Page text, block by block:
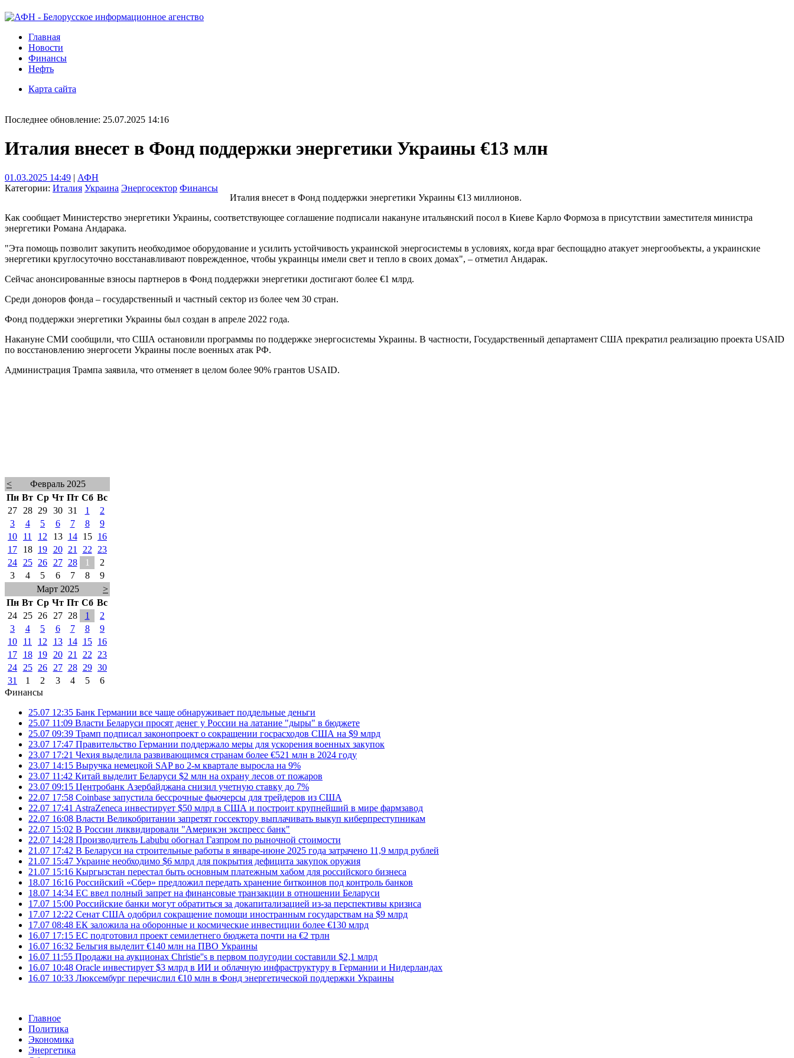
Главная
Новости
Финансы
Нефть
Карта сайта
Последнее обновление: 25.07.2025 14:16
Италия внесет в Фонд поддержки энергетики Украины €13 млн
01.03.2025 14:49 | АФН
Категории: Италия Украина Энергосектор Финансы
Италия внесет в Фонд поддержки энергетики Украины €13 миллионов.
Как сообщает Министерство энергетики Украины, соответствующее соглашение подписали накануне итальянский посол в Киеве Карло Формоза в присутствии заместителя министра
энергетики Романа Андарака.
"Эта помощь позволит закупить необходимое оборудование и усилить устойчивость украинской энергосистемы в условиях, когда враг беспощадно атакует энергообъекты, а украинские
энергетики круглосуточно восстанавливают поврежденное, чтобы украинцы имели свет и тепло в своих домах", – отметил Андарак.
Сейчас анонсированные взносы партнеров в Фонд поддержки энергетики достигают более €1 млрд.
Среди доноров фонда – государственный и частный сектор из более чем 30 стран.
Фонд поддержки энергетики Украины был создан в апреле 2022 года.
Накануне СМИ сообщили, что США остановили программы по поддержке энергосистемы Украины. В частности, Государственный департамент США прекратил реализацию проекта USAID
по восстановлению энергосети Украины после военных атак РФ.
Администрация Трампа заявила, что отменяет в целом более 90% грантов USAID.
<
Февраль 2025
Пн Вт Ср Чт Пт Сб Вс
27
28 29 30 31 1
2
3
4 5 6 7 8
9
10
11 12 13 14 15
16
17
18 19 20 21 22
23
24
25 26 27 28 1
2
3
4 5 6 7 8
9
Март 2025
>
Пн Вт Ср Чт Пт Сб Вс
24
25 26 27 28 1
2
3
4 5 6 7 8
9
10
11 12 13 14 15
16
17
18 19 20 21 22
23
24
25 26 27 28 29 30
31
1 2 3 4 5
6
Финансы
25.07 12:35 Банк Германии все чаще обнаруживает поддельные деньги
25.07 11:09 Власти Беларуси просят денег у России на латание "дыры" в бюджете
25.07 09:39 Трамп подписал законопроект о сокращении госрасходов США на $9 млрд
23.07 17:47 Правительство Германии поддержало меры для ускорения военных закупок
23.07 17:21 Чехия выделила развивающимся странам более €521 млн в 2024 году
23.07 14:15 Выручка немецкой SAP во 2-м квартале выросла на 9%
23.07 11:42 Китай выделит Беларуси $2 млн на охрану лесов от пожаров
23.07 09:15 Центробанк Азербайджана снизил учетную ставку до 7%
22.07 17:58 Coinbase запустила бессрочные фьючерсы для трейдеров из США
22.07 17:41 AstraZeneca инвестирует $50 млрд в США и построит крупнейший в мире фармзавод
22.07 16:08 Власти Великобритании запретят госсектору выплачивать выкуп киберпреступникам
22.07 15:02 В России ликвидировали "Америкэн экспресс банк"
22.07 14:28 Производитель Labubu обогнал Газпром по рыночной стоимости
21.07 17:42 В Беларуси на строительные работы в январе-июне 2025 года затрачено 11,9 млрд рублей
21.07 15:47 Украине необходимо $6 млрд для покрытия дефицита закупок оружия
21.07 15:16 Кыргызстан перестал быть основным платежным хабом для российского бизнеса
18.07 16:16 Российский «Сбер» предложил передать хранение биткоинов под контроль банков
18.07 14:34 ЕС ввел полный запрет на финансовые транзакции в отношении Беларуси
17.07 15:00 Российские банки могут обратиться за докапитализацией из-за перспективы кризиса
17.07 12:22 Сенат США одобрил сокращение помощи иностранным государствам на $9 млрд
17.07 08:48 ЕК заложила на оборонные и космические инвестиции более €130 млрд
16.07 17:15 ЕС подготовил проект семилетнего бюджета почти на €2 трлн
16.07 16:32 Бельгия выделит €140 млн на ПВО Украины
16.07 11:55 Продажи на аукционах Christie''s в первом полугодии составили $2,1 млрд
16.07 10:48 Oracle инвестирует $3 млрд в ИИ и облачную инфраструктуру в Германии и Нидерландах
16.07 10:33 Люксембург перечислил €10 млн в Фонд энергетической поддержки Украины
Главное
Политика
Экономика
Энергетика